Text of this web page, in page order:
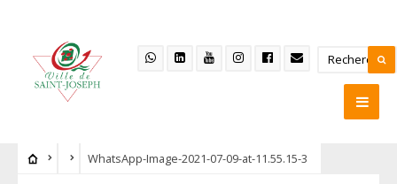
WhatsApp-Image-2021-07-09-at-11.55.15-3